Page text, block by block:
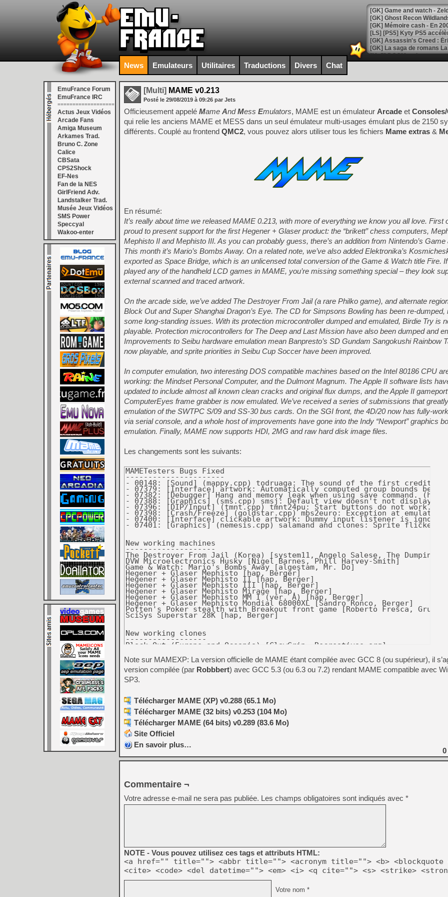
[Mo5] DOOM arrive en
[GK] Bethesda fête les 30
[GK] Roblox : l'action en
[GK] Agenda - GeForce
[LS] [PS5] ps5-y2jb-
[GK] Pourquoi Marvel
[GK] Test : Restory : Chill
[GK] GTA 6 : Rockstar
[GK] Hot Wheels Infinite
[GK] Mémoire cash -
[GK] Résultats Nintendo :
[GK] Déjà des
[Mo5] Brickboy cherche à
[GK] Minecraft et ses «
[GK] Beast of
[GK] Ubisoft : fin de partie
[GK] Mémoire cash -
[GK] Dan Houser (GTA)
[GK] Comment EA Sports
[GK] Crimson Moon : un
[GK] Isle of Reveries : le
[GK] Moonlighter 2 : The
[GK] Capcom relance
[Mo5] Deux inédits du
[GK] Le beat'em up The
[GK] Endless Legend 2 :
[LS] [PS5] Le WebKit
News Emulateurs Utilitaires Traductions Divers Chat
EmuFrance Forum
EmuFrance IRC
===================
Actus Jeux Vidéos
Arcade Fans
Amiga Museum
Arkames Trad.
Bruno C. Zone
Calice
CBSata
CPS2Shock
EF-Nes
Fan de la NES
GirlFriend Adv.
Landstalker Trad.
Musée Jeux Vidéos
SMS Power
Speccyal
Wakoo-enter
[Multi] MAME v0.213
Posté le 29/08/2019 à 09:26 par Jets
Officieusement appelé Mame AndMess Emulators, MAME est un émulateur Arcade et
qui relie les anciens MAME et MESS dans un seul émulateur multi-usages émulant plus de 2150
différents. Couplé au frontend QMC2, vous pouvez alors utiliser tous les fichiers Mame extras &
En résumé:
It’s really about time we released MAME 0.213, with more of everything we know you all love. First
proud to present support for the first Hegener + Glaser product: the “brikett” chess computers,
Mephisto II and Mephisto III. As you can probably guess, there’s an addition from Nintendo’s Game
This month it’s Mario’s Bombs Away. On a related note, we’ve also added Elektronika’s
exported as Space Bridge, which is an unlicensed total conversion of the Game & Watch title Fire. If
played any of the handheld LCD games in MAME, you’re missing something special – they look
external scanned and traced artwork.
On the arcade side, we’ve added The Destroyer From Jail (a rare Philko game), and alternate
Block Out and Super Shanghai Dragon’s Eye. The CD for Simpsons Bowling has been re-dumped,
some long-standing issues. With its protection microcontroller dumped and emulated, Birdie Try is
playable. Protection microcontrollers for The Deep and Last Mission have also been dumped and
Improvements to Seibu hardware emulation mean Banpresto’s SD Gundam Sangokushi Rainbow
now playable, and sprite priorities in Seibu Cup Soccer have been improved.
In computer emulation, two interesting DOS compatible machines based on the Intel 80186 CPU
working: the Mindset Personal Computer, and the Dulmont Magnum. The Apple II software lists
updated to include almost all known clean cracks and original flux dumps, and the Apple II gameport
ComputerEyes frame grabber is now emulated. We’ve received a series of submissions that
emulation of the SWTPC S/09 and SS-30 bus cards. On the SGI front, the 4D/20 now has fully-
via serial console, and a whole host of improvements have gone into the Indy “Newport” graphics
emulation. Finally, MAME now supports HDI, 2MG and raw hard disk image files.
Les changements sont les suivants:
MAMETesters Bugs Fixed
----------------------
- 00148: [Sound] (mappy.cpp) todruaga: The sound of the first credit is not played. (Angelo Salese)
- 07379: [Interface] artwork: Automatically computed group bounds behaviour is not intuitive. (Vas Crabb)
- 07382: [Debugger] Hang and memory leak when using save command. (hap)
- 07388: [Graphics] (sms.cpp) smsj: Default view doesn't not display video in OpenGL mode. (hap)
- 07396: [DIP/Input] (tmnt.cpp) tmnt24pu: Start buttons do not work. (Tafoid)
- 07398: [Crash/Freeze] (goldstar.cpp) mbs2euro: Exception at emulation start. (AJR)
- 07400: [Interface] clickable artwork: Dummy input listener is ignored. (hap)
- 07401: [Graphics] (nemesis.cpp) salamand and clones: Sprite flickers randomly. (hap)


New working machines
--------------------
The Destroyer From Jail (Korea) [system11, Angelo Salese, The Dumping Union]
DVW Microelectronics Husky [Nigel Barnes, Phill Harvey-Smith]
Game & Watch: Mario's Bombs Away [algestam, Mr. Do]
Hegener + Glaser Mephisto [hap, Berger]
Hegener + Glaser Mephisto II [hap, Berger]
Hegener + Glaser Mephisto III [hap, Berger]
Hegener + Glaser Mephisto Mirage [hap, Berger]
Hegener + Glaser Mephisto MM I (ver. A) [hap, Berger]
Hegener + Glaser Mephisto Mondial 68000XL [Sandro Ronco, Berger]
Potten's Poker stealth with Breakout front game [Roberto Fresca, Grull Osgo, Pako Ortiz, Rockman, Recreativas.org]
SciSys Superstar 28K [hap, Berger]


New working clones
------------------
Block Out (Europe and Oceania) [ClawGrip, Recreativas.org]
Commando (bootleg set 3) [Guru]
Crazy Kong Part II (bootleg) [Corrado Tomaselli, The Dumping Union]
Elektronika Space Bridge [algestam, Ryan Holtz]
Exidy Inc Sorcerer (with Digitrio fdc) [Robbbert]
Exidy Inc Sorcerer (with Dreamdisk fdc) [Robbbert]
Hegener + Glaser Mephisto Amsterdam (Glasgow hardware) [Berger]
Hegener + Glaser Mephisto Dallas 68000 (Glasgow hardware) [Berger]
Hegener + Glaser Mephisto MM I (ver. B) [Achim]
Joker Card (witch game) [Roberto Fresca, TeamEurope]
Lady Liner (set 2) [Roberto Fresca, TeamEurope]
New Lucky 8 Lines (set 8, W-4) [Roberto Fresca, TeamEurope]
New Lucky 8 Lines (set 9, W-4, Eagle, licensed by Wing) [Roberto Fresca, TeamEurope]
New Lucky 8 Lines Super Turbo (Hack) [Roberto Fresca, TeamEurope]
Player's Edge Plus (X000057P+XP000038) Deuces Wild Poker (MGM Grand Casino) [Brian Troha]
Punk Shot (World 2 Players) [frsj8112]
Richard Lang Mephisto London 16 Bit [Berger]
Street Fighter II': Champion Edition (RE, bootleg) [ClawGrip, hammy]
Super Shanghai Dragon's Eye (Korea) [TeamEurope, Brian Troha, The Dumping Union]
Victor 5 [Roberto Fresca, TeamEurope]


Machines promoted to working
----------------------------
Birdie Try (Japan revision 2) [Dirk Best, TeamEurope, Ivan Vangelista]
Casino Poker (Ver PM88-01-21, German) [Roberto Fresca, TeamEurope]
Dulmont Magnum [Carl]
Hasbro Dream Life (Version 1.0, Feb 07 2005) [Sean Riddle, David Haywood]
Mindset Corporation Mindset Personal Computer [O. Galibert, Al Kossow]
SciSys / Novag Chess Champion: Super System III [hap, Berger, MikeChess]
SD Gundam Sangokushi Rainbow Tairiku Senki (Japan) [Angelo Salese]
Tatung Einstein 256 [Nigel Barnes, jltursan]


Clones promoted to working
--------------------------
SD Gundam Sangokushi Rainbow Tairiku Senki (Korea) [Angelo Salese]
SWTPC swtpc S/09 Sbug + piaide [68bit]


New machines marked as NOT_WORKING
----------------------------------
Bonus Poker (Atronic) [Priit Laes]
Bubble Torneo [TeamEurope]
Colex VME-80186 [Al Kossow, Bitsavers]
Digitek Micrologic 20 [ClawGrip, Dirk Best]
Estron Juku E5101 [Dirk Best]
Husky Computers Ltd Husky Hawk [Nigel Barnes, Phill Harvey-Smith]
I C Money (Atronic) [Priit Laes]
Microdar SPD [jordigahan, ClawGrip]
Miss Americana (Bingo) [IPDB]
Rock 'n' Roll [jordigahan, ClawGrip]
SNES 4 Slot arcade switcher [ClawGrip, Roberto Fresca, Recreativas.org, The Dumping Union, system11, Dirk Best]
Wanted (Sega) [Jamesv833, SeanC]
Wild Thing (Atronic) [Priit Laes]


New clones marked as NOT_WORKING
--------------------------------
Cyclopes (11/85) [IPDB, PinMame]
Fish Tales (P-2) [IPDB, PinMame]
Flash Gordon (French Vocalizer sound) [IPDB, PinMame]
Husky Computers Ltd Husky Hunter [Nigel Barnes, Phill Harvey-Smith]
Husky Computers Ltd Husky Hunter 2/16 [Phill Harvey-Smith]
Lady Liner (encrypted, set 1) [TeamEurope, Roberto Fresca]
Lady Liner (encrypted, set 2) [TeamEurope, Roberto Fresca]
Lady Liner (encrypted, set 3) [TeamEurope, Roberto Fresca]
Lady Liner (encrypted, set 4) [TeamEurope, Roberto Fresca]
Lady Luck (Bellfruit) (Adder 5) [TeamEurope, jordigahan, ClawGrip]
Lovely Cards (encrypted) [TeamEurope, Roberto Fresca]
Magic Export (V.211A) [TeamEurope]
New Lucky 8 Lines (set 10, W-4, encrypted NEC D315-5136) [Roberto Fresca, Grull Osgo, TeamEurope]
New Lucky 8 Lines Crown Turbo (Hack) [Roberto Fresca, TeamEurope]
Police Force (LG-4) Germany [IPDB, PinMame]
Power Instinct (USA, bootleg set 3) [hammy, The Dumping Union]
Robocop (2.9) [IPDB, PinMame]
Star Wars Arcade (US) [coolmod, Mike Moffitt, Phil Bennett]
Tiger Heli (bootleg set 4) [Sean Riddle, Brian Troha, The Dumping Union]
El Trebol de la Suerte (Bellfruit) (Adder 5) [TeamEurope, jordigahan, ClawGrip]
WWF Royal Rumble (1.03 French) [IPDB, PinMAME]
Yamaha MU100B [Alexander Troosh, R. Belmont]


New working software list additions
-----------------------------------
apple2_flop_clcracked:
  The Addition Facts (cleanly cracked), Algebra Volume 3 (Version 1.0, 10 June 1982) (cleanly cracked), BackAid (cleanly cracked),
  Beyond Castle Wolfenstein (Version 07/12/84) (cleanly cracked), BIG & little (cleanly cracked),
  A Bird's Eye View of The Main Idea (cleanly cracked), Calendar Fun with the Lollipop Dragon (cleanly cracked),
  Castle Wolfenstein (Version 06/19/84) (cleanly cracked), Dinosaur Days Plus (cleanly cracked),
  The Division Facts (cleanly cracked), Dr. Ruth's Computer Game of Good Sex (cleanly cracked),
  Draw Your Own Conclusions (cleanly cracked), Flashcards (cleanly cracked),
  Flights Into Fiction: Classic Stories (cleanly cracked), Flights Into Fiction: Fairy Tales (cleanly cracked),
  Focus on Physical Science: Chapter Review (Version 1.1) (cleanly cracked), Grid Designer (cleanly cracked),
  Hinky Pinky (cleanly cracked), The Human Body: Circulation and Respiration (cleanly cracked),
  KidWriter (German Level I, II) (cleanly cracked), Mission: Asteroid (cleanly cracked), The Multiplication Facts (cleanly cracked),
  Muppet Slate (Version 1.01) (cleanly cracked), New Kid on the Block (Version 02.09.89) (cleanly cracked),
  A Newbery Adventure: Charlotte's Web (cleanly cracked), NLP Tools Vol. 1 (Version 1.1) (cleanly cracked),
  Phi Beta Filer (cleanly cracked), Poetry Express (cleanly cracked), Practicalc II XC (Version 2.00) (cleanly cracked),
  Punctuation Put-On (cleanly cracked), Un Repas Francais (cleanly cracked), Roots/Affixes 1 (Version 09.14.87) (cleanly cracked),
  The Subtraction Facts (cleanly cracked), Theorems and Proofs of Theorems (cleanly cracked), Troll Sports Math (cleanly cracked),
  Verb Usage 3 (Version 01.31.89) (cleanly cracked), Wally's Word Works (cleanly cracked), What's The Big Detail (cleanly cracked),
  Work Force II (Version 2.10) (cleanly cracked), Writer's Choice (Version 1.0) (cleanly cracked),
  Zandar The Wizard (cleanly cracked), Zork I Demo (Catch A Butterfly) (cleanly cracked) [4am, Firehawke]
  Chipwits [LoGo, Firehawke]
apple2_flop_misc: Star Trek: The Kobayashi Alternative (Version 4.0) [anonymous]
apple2_flop_orig:
  Alge-Blaster Plus! (Version 1.0), The Ancient Art of War at Sea, Arcticfox, Battle Chess, Beach-Head, Beyond Castle Wolfenstein,
  Black Magic, Castle Wolfenstein (1981 Version), Castle Wolfenstein (Version 06/19/84), Chipwits, Cranston Manor,
  David's Midnight Magic, Escape (Bantam Publishing), Essex, Injured Engine, King's Quest, King's Quest II, King's Quest III,
  King's Quest IV, Labyrinth: The Computer Game (Lucasfilm Games), Mabel's Mansion, Mindshadow, Mission: Asteroid, Moptown,
  Puzzle Tanks, Race For Midnight, Return of Heracles, Sir Isaac Newton's Games, Soko-Ban,
  Space Quest II: Vohaul's Revenge (Version 2.0A, interpreter 0.089), Times of Lore, Tip 'N Flip, Wizardry V: Heart of the Maelstrom
  [4am, Firehawke]
coco_flop:
  512K CoCo 3 Memory Test, CoCo Max II (Input Selector Modified), CoCo Max II (Version 51016), CoCo Max III (Version 3.0),
  CoCo Max III (Version 3.1), CoCo Newsroom, DeskMate (Version 1.00.00), DeskMate 3 (Version 1.00.00), Disk EDTASM,
  Micro Works 16-Level Picture Display Utility, The Newspaper, Pitfall II: Lost Caverns, Telewriter-64
  [TRS-80 Color Computer Archive]
hp_ipc:
  Demo Disc, HP-UX Communications & Maintenance A (VI), HP-UX Communications & Maintenance B (VII), HP-UX Documentation (X),
  HP-UX Miscellaneous Tools (IX), HP-UX Nucleus (VIII), HP-UX Programmers Tools (I), HP-UX Software Development (II),
  HP-UX Software Development (III), HP-UX Writers Tools A (IV), HP-UX Writers Tools B (V), RCS (Revision Control System),
  Software Engineering Module - C Development Supplement (IV),
  Software Engineering Module - Communication and Maintenance Tools (II),
  Software Engineering Module - Programmers's and Miscellaneous Tools (I),
  Software Engineering Module - Section 1 & 1m Documentation (V),
  Software Engineering Module - Sections 2, 3, 4 and l Documentation (VI), Software Engineering Module - Writer's Tools (III),
  System Disc Release 5.0.2 [shattered]
ibm5150:
  Chuck Yeager's Advanced Flight Trainer (3.5"), Chuck Yeager's Advanced Flight Trainer (5.25", French),
  Empire - Wargame of the Century, Loom (5.25"), Lunar Explorer - A Space Flight Simulator, Mean 18, Mines of Titan,
  Olivetti Prodest PC1 - Per Cominciare, Olivetti Prodest PC1 Games Collection 7, Olivetti Prodest PC1 MS-DOS 3.20 (Spanish),
  Olivetti Prodest PC1 MS-DOS 3.20 / GW BASIC / Lode Runner, Olivetti Prodest PC1 coverdisk (1987 No. 1),
  Olivetti Prodest PC1 coverdisk (1989 No. 1, Jan/Feb), Olivetti Prodest PC1 coverdisk
Note sur MAMEXP: La version officielle de MAME étant compilée avec GCC 8 (ou supérieur), il
version compilée (par Robbbert) avec GCC 5.3 (ou 6.3 ou 7.2) rendant MAME compatible avec
SP3.
Télécharger MAME (XP) v0.288 (65.1 Mo)
Télécharger MAME (32 bits) v0.253 (104 Mo)
Télécharger MAME (64 bits) v0.289 (83.6 Mo)
Site Officiel
En savoir plus…
0
Commentaire ¬
Votre adresse e-mail ne sera pas publiée. Les champs obligatoires sont indiqués avec *
NOTE - Vous pouvez utilisez ces tags et attributs HTML:
<a href="" title=""> <abbr title=""> <acronym title=""> <b> <blockquote
<cite> <code> <del datetime=""> <em> <i> <q cite=""> <s> <strike>
Votre nom *